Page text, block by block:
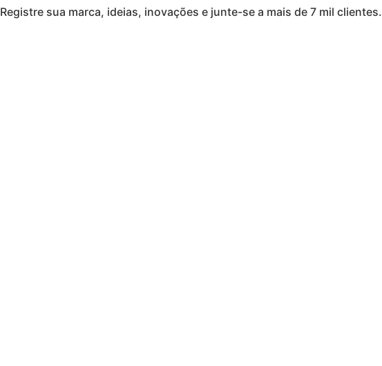
Ir
Registre sua marca, ideias, inovações e junte-se a mais de 7 mil clientes.